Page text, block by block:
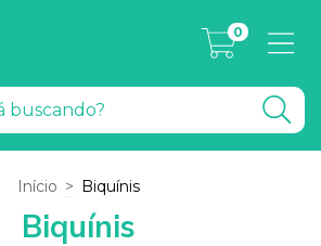
0
Início > Biquínis
Biquínis